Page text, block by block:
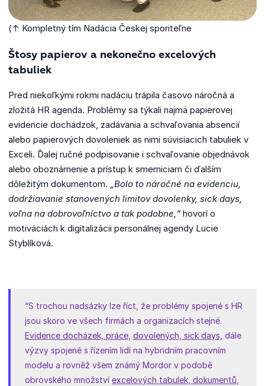
(↑ Kompletný tím Nadácia Českej sporiteľne
Štosy papierov a nekonečno excelových
tabuliek
Pred niekoľkými rokmi nadáciu trápila časovo náročná a
zložitá HR agenda. Problémy sa týkali najmä papierovej
evidencie dochádzok, zadávania a schvaľovania absencií
alebo papierových dovoleniek as nimi súvisiacich tabuliek v
Exceli. Ďalej ručné podpisovanie i schvaľovanie objednávok
alebo oboznámenie a prístup k smerniciam či ďalším
dôležitým dokumentom. „Bolo to náročné na evidenciu,
dodržiavanie stanovených limitov dovolenky, sick days,
voľna na dobrovoľníctvo a tak podobne,“ hovorí o
motiváciách k digitalizácii personálnej agendy Lucie
Styblíková.
“S trochou nadsázky lze říct, že problémy spojené s HR
jsou skoro ve všech firmách a organizacích stejné.
Evidence docházek, práce, dovolených, sick days, dále
výzvy spojené s řízením lidí na hybridním pracovním
modelu a rovněž všem známý Mordor v podobě
obrovského množství excelových tabulek, dokumentů,